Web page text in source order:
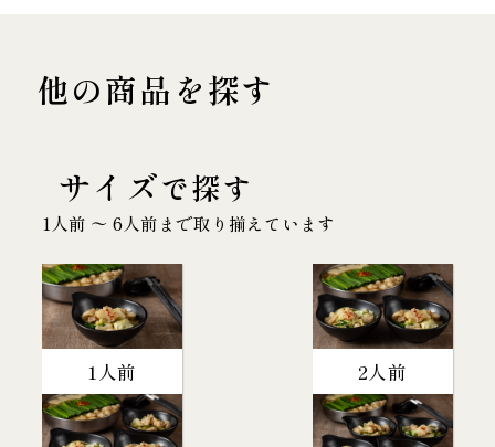
他の商品を探す
サイズで探す
1人前 〜 6人前まで取り揃えています
1人前 2人前